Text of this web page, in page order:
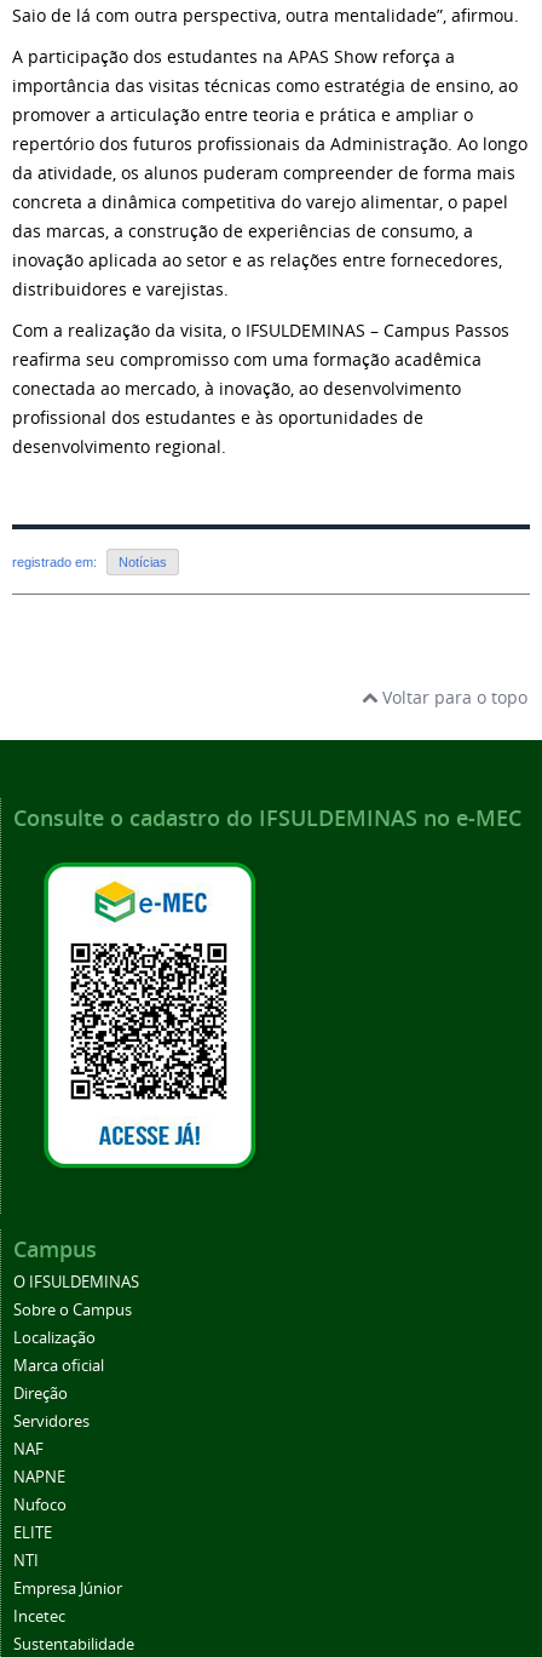
Saio de lá com outra perspectiva, outra mentalidade”, afirmou.
A participação dos estudantes na APAS Show reforça a
importância das visitas técnicas como estratégia de ensino, ao
promover a articulação entre teoria e prática e ampliar o
repertório dos futuros profissionais da Administração. Ao longo
da atividade, os alunos puderam compreender de forma mais
concreta a dinâmica competitiva do varejo alimentar, o papel
das marcas, a construção de experiências de consumo, a
inovação aplicada ao setor e as relações entre fornecedores,
distribuidores e varejistas.
Com a realização da visita, o IFSULDEMINAS – Campus Passos
reafirma seu compromisso com uma formação acadêmica
conectada ao mercado, à inovação, ao desenvolvimento
profissional dos estudantes e às oportunidades de
desenvolvimento regional.
registrado em: Notícias
Voltar para o topo
Consulte o cadastro do IFSULDEMINAS no e-MEC
Campus
O IFSULDEMINAS
Sobre o Campus
Localização
Marca oficial
Direção
Servidores
NAF
NAPNE
Nufoco
ELITE
NTI
Empresa Júnior
Incetec
Sustentabilidade